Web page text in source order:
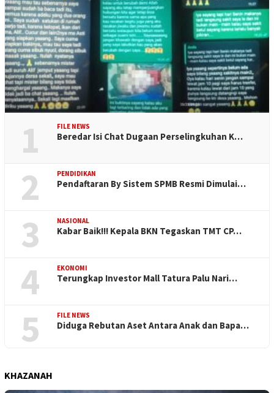
1 FILE NEWS
Beredar Isi Chat Dugaan Perselingkuhan K…
2 PENDIDIKAN
Pendaftaran By Sistem SPMB Resmi Dimulai…
3 NASIONAL
Kabar Baik!!! Kepala BKN Tegaskan TMT CP…
4 EKONOMI
Terungkap Investor Mall Tatura Palu Nari…
5 FILE NEWS
Diduga Rebutan Aset Antara Anak dan Bapa…
KHAZANAH